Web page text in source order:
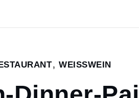
, WEISSWEIN